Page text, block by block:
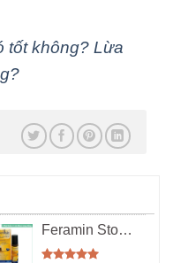
tốt không? Lừa
Feramin Stop-
Itching fast